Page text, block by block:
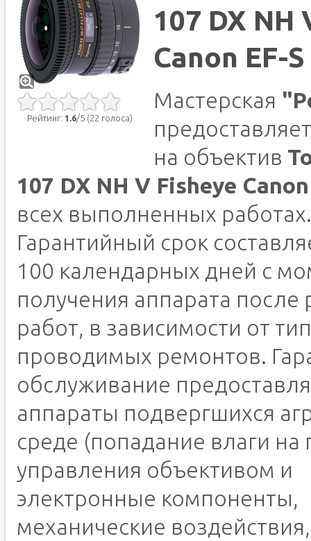
Рейтинг: 1.6/5 (22 голоса)
107 DX NH
Canon EF-S
Мастерская
на объектив
107 DX NH V Fisheye Canon
всех выполненных работах.
Гарантийный срок
100 календарных дней с
получения аппарата
работ, в зависимости от
проводимых ремонтов.
обслуживание
аппараты подвергшихся
среде (попадание влаги на
управления объективом и
электронные компоненты,
механические воздействия,